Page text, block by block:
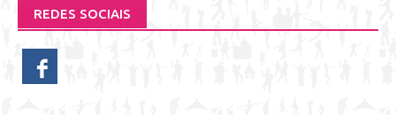
REDES SOCIAIS